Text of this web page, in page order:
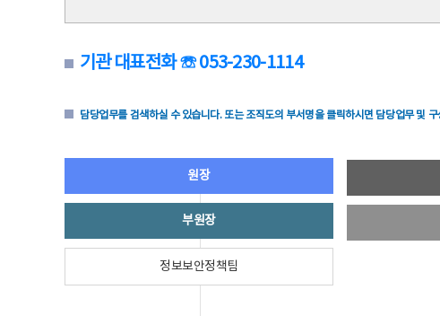
기관 대표전화 ☏ 053-230-1114
담당업무를 검색하실 수 있습니다. 또는 조직도의 부서명을 클릭하시면 담당업무 및
원장
부원장
정보보안정책팀